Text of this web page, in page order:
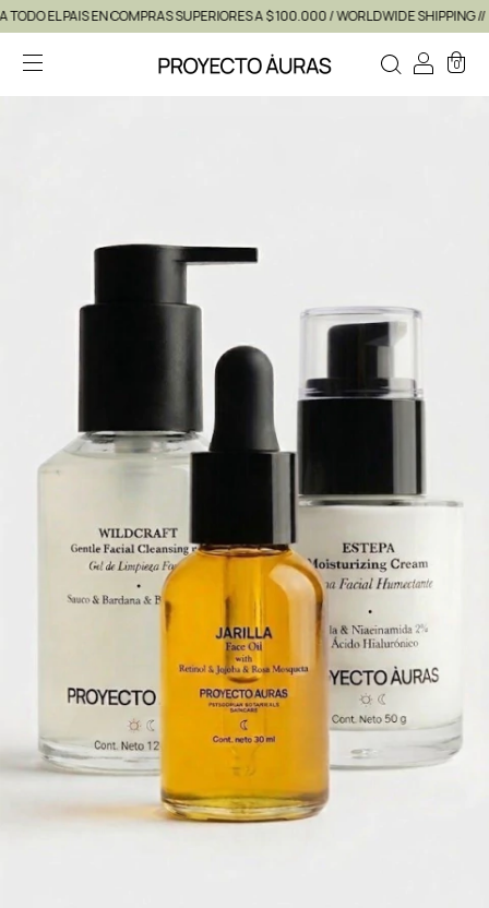
EN COMPRAS SUPERIORES A $ 100.000 / WORLDWIDE SHIPPING // PURE
0